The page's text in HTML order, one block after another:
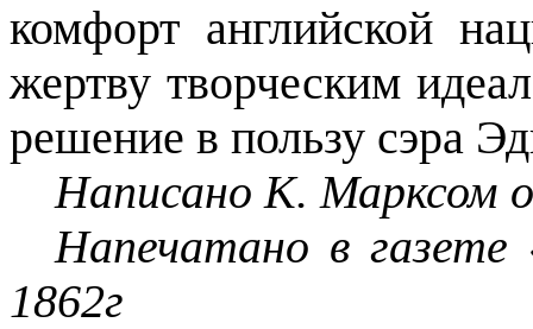
комфорт английской
жертву творческим
решение в пользу сэра
НаписаноК. Марксом
Напечатано вгазете
1862г